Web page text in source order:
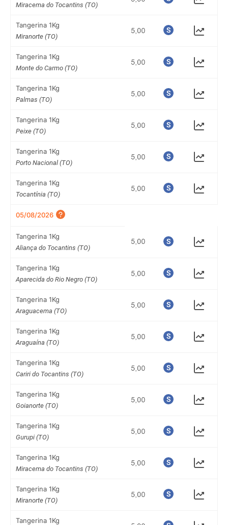
Miracema do Tocantins (TO)
Tangerina 1Kg
Miranorte (TO)
Tangerina 1Kg
Monte do Carmo (TO)
Tangerina 1Kg
Palmas (TO)
Tangerina 1Kg
Peixe (TO)
Tangerina 1Kg
Porto Nacional (TO)
Tangerina 1Kg
Tocantínia (TO)
05/08/2026
Tangerina 1Kg
Aliança do Tocantins (TO)
Tangerina 1Kg
Aparecida do Rio Negro (TO)
Tangerina 1Kg
Araguacema (TO)
Tangerina 1Kg
Araguaína (TO)
Tangerina 1Kg
Cariri do Tocantins (TO)
Tangerina 1Kg
Goianorte (TO)
Tangerina 1Kg
Gurupi (TO)
Tangerina 1Kg
Miracema do Tocantins (TO)
Tangerina 1Kg
Miranorte (TO)
Tangerina 1Kg